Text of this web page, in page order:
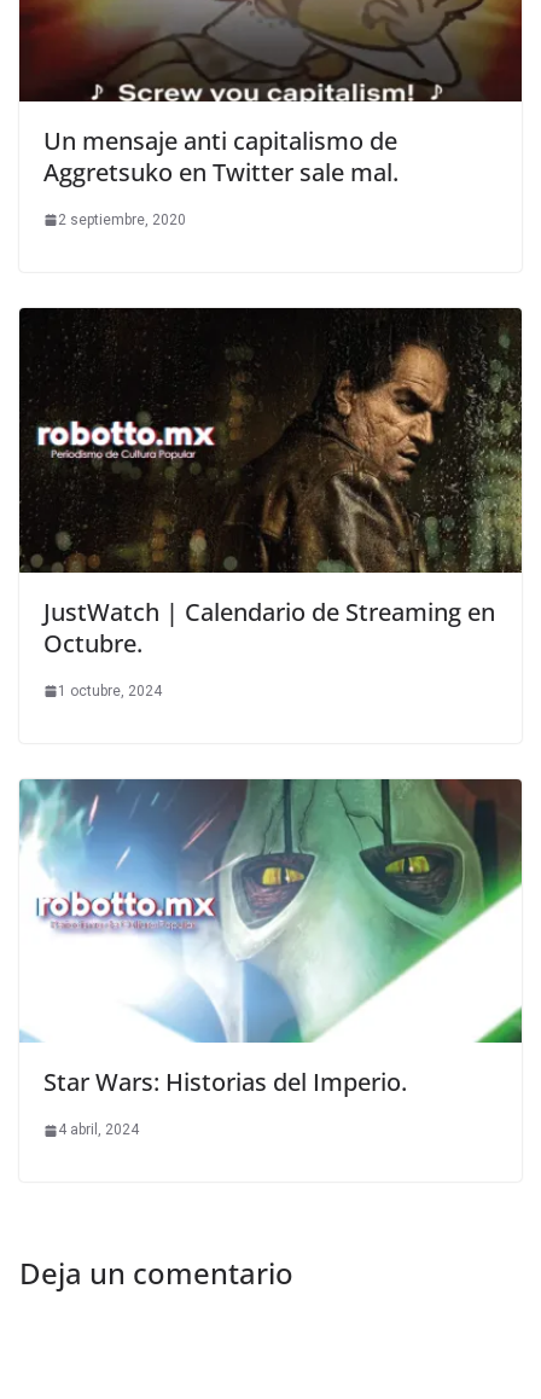
Un mensaje anti capitalismo de
Aggretsuko en Twitter sale mal.
2 septiembre, 2020
JustWatch | Calendario de Streaming en
Octubre.
1 octubre, 2024
Star Wars: Historias del Imperio.
4 abril, 2024
Deja un comentario